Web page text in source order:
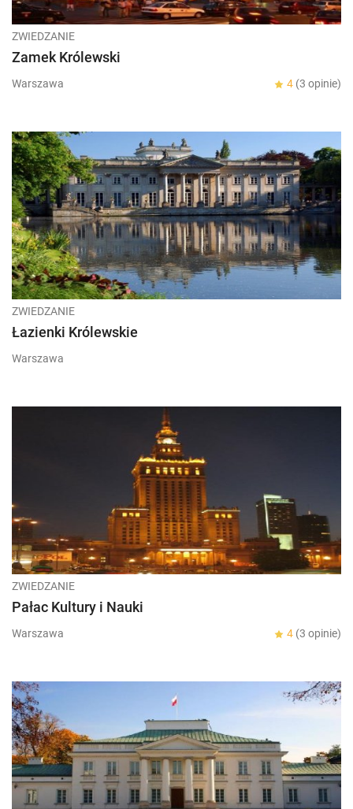
ZWIEDZANIE
Zamek Królewski
Warszawa 4 (3 opinie)
ZWIEDZANIE
Łazienki Królewskie
Warszawa
ZWIEDZANIE
Pałac Kultury i Nauki
Warszawa 4 (3 opinie)